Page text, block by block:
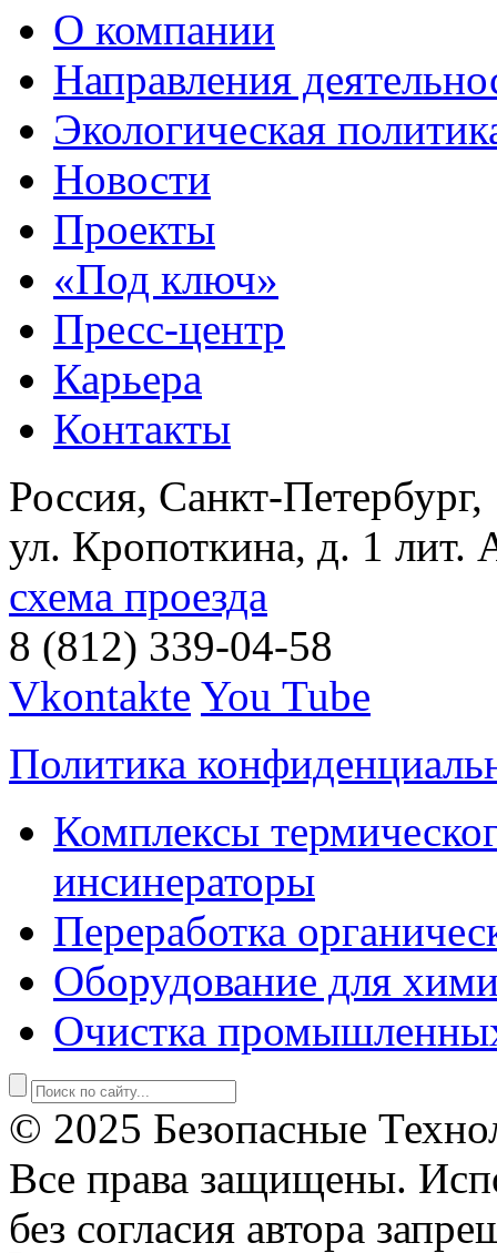
О компании
Направления
Экологическая
Новости
Проекты
«Под ключ»
Пресс-центр
Карьера
Контакты
Россия, Санкт-Петербург,
ул. Кропоткина, д. 1 лит.
схема проезда
8 (812) 339-04-58
Vkontakte You Tube
Политика
Комплексы
инсинераторы
Переработка
Оборудование для
Очистка
© 2025 Безопасные
Все права защищены.
без согласия автора